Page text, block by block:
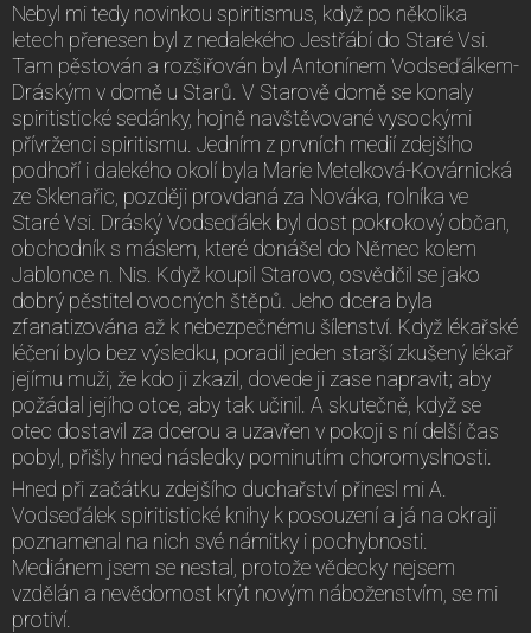
Nebyl mi tedy novinkou spiritismus, když po několika
letech přenesen byl z nedalekého Jestřábí do Staré Vsi.
Tam pěstován a rozšiřován byl Antonínem Vodseďálkem-
Dráským v domě u Starů. V Starově domě se konaly
spiritistické sedánky, hojně navštěvované vysockými
přívrženci spiritismu. Jedním z prvních medií zdejšího
podhoří i dalekého okolí byla Marie Metelková-Kovárnická
ze Sklenařic, později provdaná za Nováka, rolníka ve
Staré Vsi. Dráský Vodseďálek byl dost pokrokový občan,
obchodník s máslem, které donášel do Němec kolem
Jablonce n. Nis. Když koupil Starovo, osvědčil se jako
dobrý pěstitel ovocných štěpů. Jeho dcera byla
zfanatizována až k nebezpečnému šílenství. Když lékařské
léčení bylo bez výsledku, poradil jeden starší zkušený lékař
jejímu muži, že kdo ji zkazil, dovede ji zase napravit; aby
požádal jejího otce, aby tak učinil. A skutečně, když se
otec dostavil za dcerou a uzavřen v pokoji s ní delší čas
pobyl, přišly hned následky pominutím choromyslnosti.
Hned při začátku zdejšího duchařství přinesl mi A.
Vodseďálek spiritistické knihy k posouzení a já na okraji
poznamenal na nich své námitky i pochybnosti.
Mediánem jsem se nestal, protože vědecky nejsem
vzdělán a nevědomost krýt novým náboženstvím, se mi
protiví.